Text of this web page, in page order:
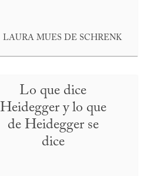
LAURA MUES DE SCHRENK
Lo que dice
Heidegger y lo que
de Heidegger se
dice